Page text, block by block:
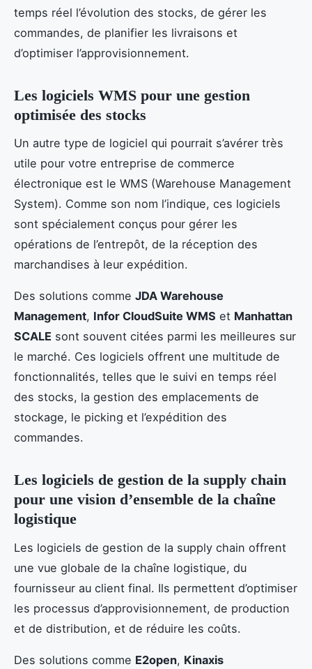
temps réel l’évolution des stocks, de gérer les
commandes, de planifier les livraisons et
d’optimiser l’approvisionnement.
Les logiciels WMS pour une gestion
optimisée des stocks
Un autre type de logiciel qui pourrait s’avérer très
utile pour votre entreprise de commerce
électronique est le WMS (Warehouse Management
System). Comme son nom l’indique, ces logiciels
sont spécialement conçus pour gérer les
opérations de l’entrepôt, de la réception des
marchandises à leur expédition.
Des solutions comme JDA Warehouse
Management, Infor CloudSuite WMS et Manhattan
SCALE sont souvent citées parmi les meilleures sur
le marché. Ces logiciels offrent une multitude de
fonctionnalités, telles que le suivi en temps réel
des stocks, la gestion des emplacements de
stockage, le picking et l’expédition des
commandes.
Les logiciels de gestion de la supply chain
pour une vision d’ensemble de la chaîne
logistique
Les logiciels de gestion de la supply chain offrent
une vue globale de la chaîne logistique, du
fournisseur au client final. Ils permettent d’optimiser
les processus d’approvisionnement, de production
et de distribution, et de réduire les coûts.
Des solutions comme E2open, Kinaxis